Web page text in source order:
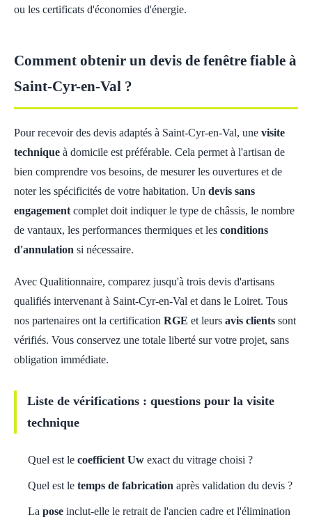
ou les certificats d'économies d'énergie.
Comment obtenir un devis de fenêtre fiable à
Saint-Cyr-en-Val ?
Pour recevoir des devis adaptés à Saint-Cyr-en-Val, une visite
technique à domicile est préférable. Cela permet à l'artisan de
bien comprendre vos besoins, de mesurer les ouvertures et de
noter les spécificités de votre habitation. Un devis sans
engagement complet doit indiquer le type de châssis, le nombre
de vantaux, les performances thermiques et les conditions
d'annulation si nécessaire.
Avec Qualitionnaire, comparez jusqu'à trois devis d'artisans
qualifiés intervenant à Saint-Cyr-en-Val et dans le Loiret. Tous
nos partenaires ont la certification RGE et leurs avis clients sont
vérifiés. Vous conservez une totale liberté sur votre projet, sans
obligation immédiate.
Liste de vérifications : questions pour la visite
technique
Quel est le coefficient Uw exact du vitrage choisi ?
Quel est le temps de fabrication après validation du devis ?
La pose inclut-elle le retrait de l'ancien cadre et l'élimination